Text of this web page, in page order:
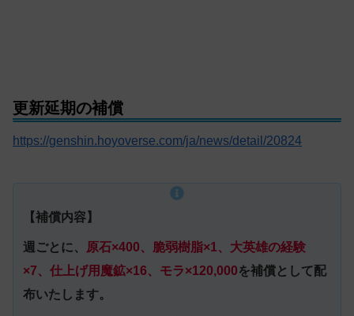
更新延期の補償
https://genshin.hoyoverse.com/ja/news/detail/20824
【補償内容】
週ごとに、
原石×400、脆弱樹脂×1、大英雄の経験
×7、仕上げ用魔鉱×16、モラ×120,000を補償として配
布いたします。